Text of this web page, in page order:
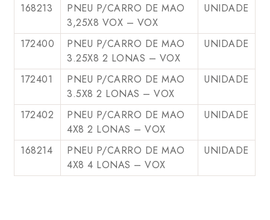
168213
PNEU P/CARRO DE MAO
3,25X8 VOX – VOX
UNIDADE
172400
PNEU P/CARRO DE MAO
3.25X8 2 LONAS – VOX
UNIDADE
172401
PNEU P/CARRO DE MAO
3.5X8 2 LONAS – VOX
UNIDADE
172402
PNEU P/CARRO DE MAO
4X8 2 LONAS – VOX
UNIDADE
168214
PNEU P/CARRO DE MAO
4X8 4 LONAS – VOX
UNIDADE